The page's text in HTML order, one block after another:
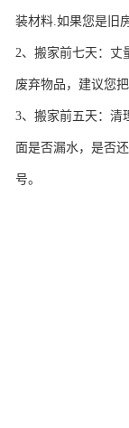
装材料.如果您是旧
2、搬家前七天：丈
废弃物品，建议您
3、搬家前五天：清
面是否漏水，是否
号。